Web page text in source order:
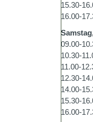
15.30-
16.00-
09.00-
10.30-
11.00-
12.30-
14.00-
15.30-
16.00-